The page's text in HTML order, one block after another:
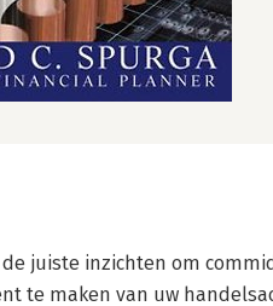
juiste inzichten om
te maken van uw